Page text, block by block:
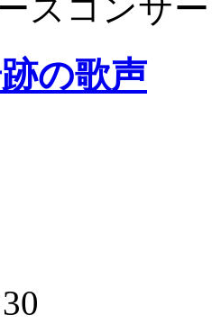
ズコンサ
の歌声